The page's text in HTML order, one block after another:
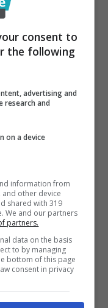
era in
degli ultimi
era sotto
visto l’uomo
e che ha
incidente
visto che
aveva
consent to
the following
advertising and
research and
on a device
information from
other device
shared with 319
We and our partners
partners.
data on the basis
to by managing
bottom of this page
consent in privacy